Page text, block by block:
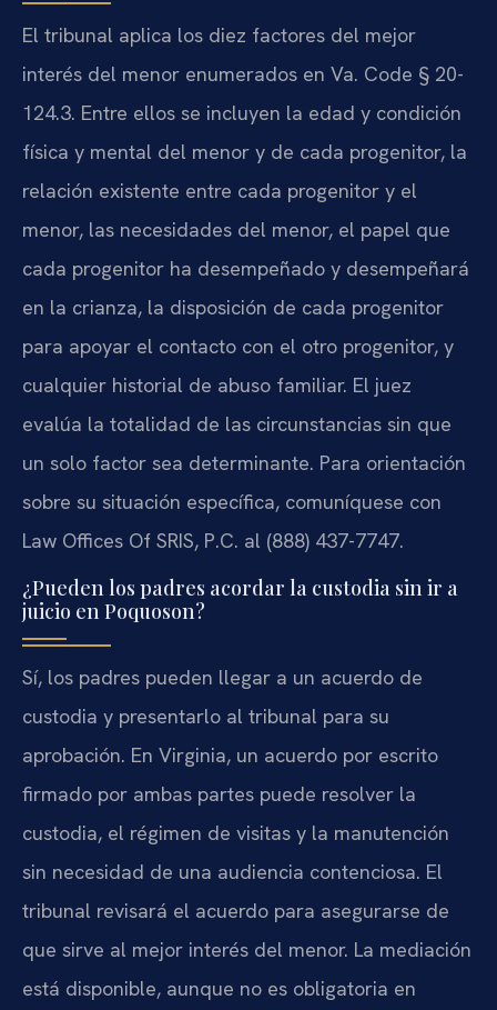
El tribunal aplica los diez factores del mejor
interés del menor enumerados en Va. Code § 20-
124.3. Entre ellos se incluyen la edad y condición
física y mental del menor y de cada progenitor, la
relación existente entre cada progenitor y el
menor, las necesidades del menor, el papel que
cada progenitor ha desempeñado y desempeñará
en la crianza, la disposición de cada progenitor
para apoyar el contacto con el otro progenitor, y
cualquier historial de abuso familiar. El juez
evalúa la totalidad de las circunstancias sin que
un solo factor sea determinante. Para orientación
sobre su situación específica, comuníquese con
Law Offices Of SRIS, P.C. al (888) 437-7747.
¿Pueden los padres acordar la custodia sin ir a
juicio en Poquoson?
Sí, los padres pueden llegar a un acuerdo de
custodia y presentarlo al tribunal para su
aprobación. En Virginia, un acuerdo por escrito
firmado por ambas partes puede resolver la
custodia, el régimen de visitas y la manutención
sin necesidad de una audiencia contenciosa. El
tribunal revisará el acuerdo para asegurarse de
que sirve al mejor interés del menor. La mediación
está disponible, aunque no es obligatoria en